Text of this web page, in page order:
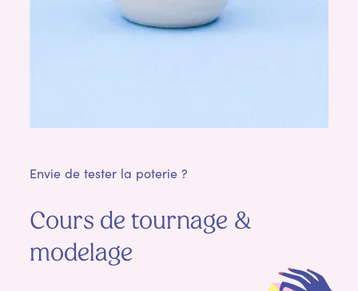
Envie de tester la poterie ?
Cours de tournage &
modelage